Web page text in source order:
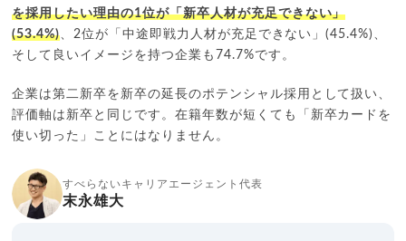
を採用したい理由の1位が「新卒人材が充足できない」
(53.4%)、2位が「中途即戦力人材が充足できない」(45.4%)、
そして良いイメージを持つ企業も74.7%です。
企業は第二新卒を新卒の延長のポテンシャル採用として扱い、
評価軸は新卒と同じです。在籍年数が短くても「新卒カードを
使い切った」ことにはなりません。
すべらないキャリアエージェント代表
末永雄大